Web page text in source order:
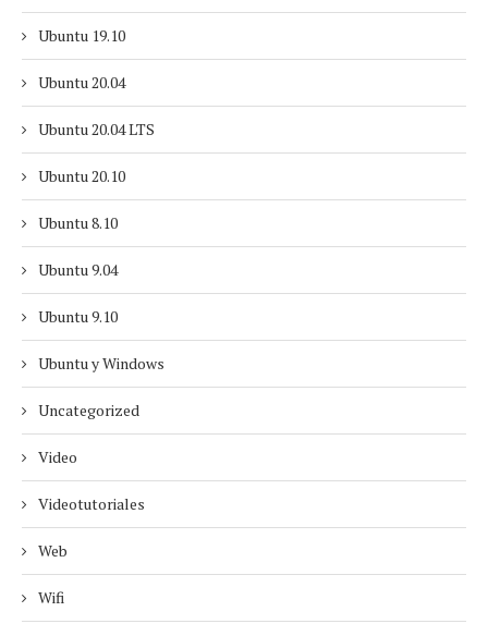
Ubuntu 19.10
Ubuntu 20.04
Ubuntu 20.04 LTS
Ubuntu 20.10
Ubuntu 8.10
Ubuntu 9.04
Ubuntu 9.10
Ubuntu y Windows
Uncategorized
Video
Videotutoriales
Web
Wifi